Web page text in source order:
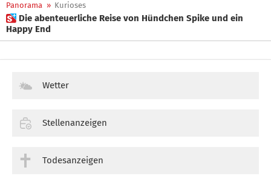
Panorama » Kurioses
 Die abenteuerliche Reise von Hündchen Spike und ein
Happy End
Wetter
Stellenanzeigen
Todesanzeigen